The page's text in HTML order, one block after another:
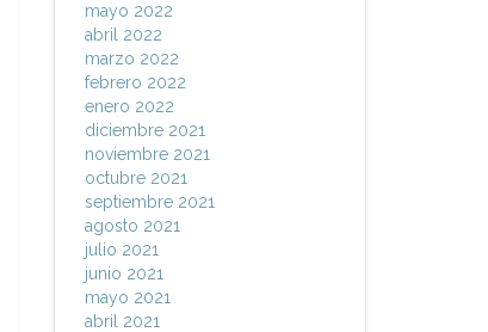
mayo 2022
abril 2022
marzo 2022
febrero 2022
enero 2022
diciembre 2021
noviembre 2021
octubre 2021
septiembre 2021
agosto 2021
julio 2021
junio 2021
mayo 2021
abril 2021